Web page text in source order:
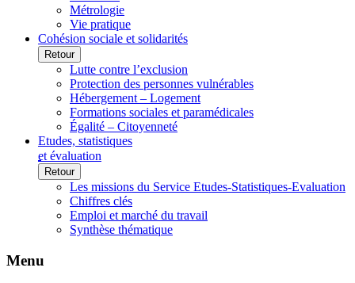
Métrologie
Vie pratique
Cohésion sociale et solidarités
Retour
Lutte contre l’exclusion
Protection des personnes vulnérables
Hébergement – Logement
Formations sociales et paramédicales
Égalité – Citoyenneté
Etudes, statistiques
et évaluation
Retour
Les missions du Service Etudes-Statistiques-Evaluation
Chiffres clés
Emploi et marché du travail
Synthèse thématique
Menu